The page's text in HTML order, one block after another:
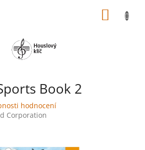
Book 2
hodnocení
Corporation